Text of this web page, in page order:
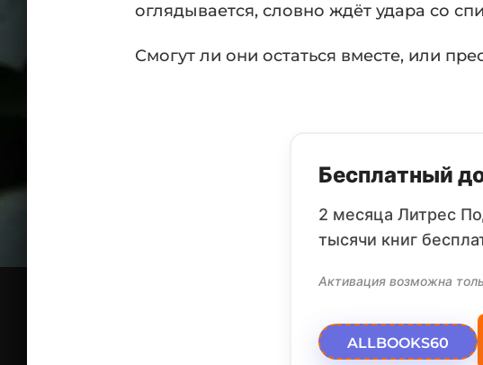
оглядывается, словно ждёт удара со
Смогут ли они остаться вместе, или
Бесплатный
2 месяца Литрес
тысячи книг
Активация возможна
ALLBOOKS60